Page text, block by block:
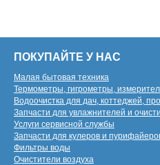
ПОКУПАЙТЕ У НАС
Малая бытовая техника
Термометры, гигрометры,
Водоочистка для дач, коттеджей,
Запчасти для увлажнителей и
Услуги сервисной службы
Запчасти для кулеров и
Фильтры воды
Очистители воздуха